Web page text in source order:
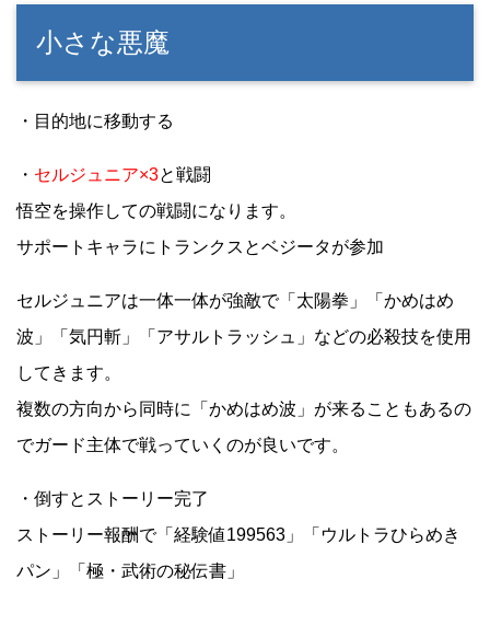
小さな悪魔
・目的地に移動する
・ セルジュニア×3と戦闘
悟空を操作しての戦闘になります。
サポートキャラにトランクスとベジータが参加
セルジュニアは一体一体が強敵で「太陽拳」「かめはめ
波」「気円斬」「アサルトラッシュ」などの必殺技を使用
してきます。
複数の方向から同時に「かめはめ波」が来ることもあるの
でガード主体で戦っていくのが良いです。
・倒すとストーリー完了
ストーリー報酬で「経験値199563」「ウルトラひらめき
パン」「極・武術の秘伝書」